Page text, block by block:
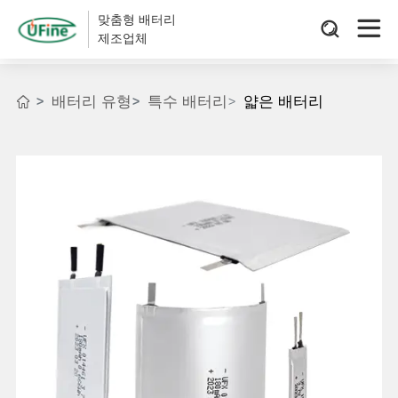
맞춤형 배터리
제조업체
배터리 유형 특수 배터리 얇은 배터리